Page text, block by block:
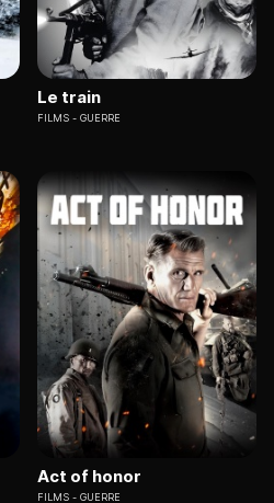
Le train
FILMS GUERRE
Act of honor
FILMS GUERRE